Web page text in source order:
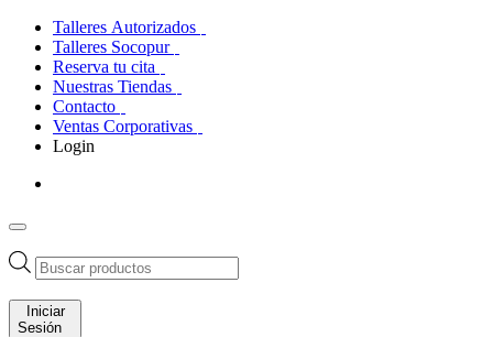
Talleres Autorizados
Talleres Socopur
Reserva tu cita
Nuestras Tiendas
Contacto
Ventas Corporativas
Login
Búsqueda
de
productos
Iniciar
Sesión